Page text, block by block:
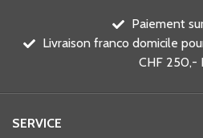
Paiement
Livraison franco domicile
CHF 250,-
SERVICE